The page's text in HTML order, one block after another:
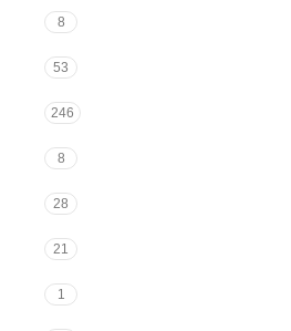
8
53
246
8
28
21
1